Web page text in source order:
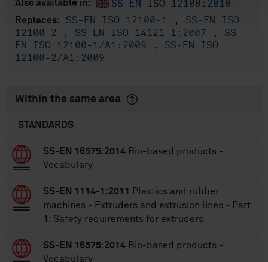
Also available in: SS-EN ISO 12100:2010
Replaces: SS-EN ISO 12100-1 , SS-EN ISO
12100-2
, SS-EN ISO 14121-1:2007 , SS-
EN ISO 12100-1/A1:2009
, SS-EN ISO
12100-2/A1:2009
Within the same area
STANDARDS
SS-EN 16575:2014 Bio-based products -
Vocabulary
SS-EN 1114-1:2011
Plastics and rubber
machines - Extruders and extrusion lines - Part
1: Safety requirements for extruders
SS-EN 16575:2014 Bio-based products -
Vocabulary